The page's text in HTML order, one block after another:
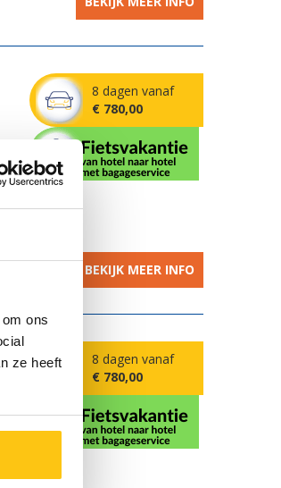
ons
ze heeft
8 dagen vanaf
€ 780,00
BEKIJK MEER INFO
8 dagen vanaf
€ 780,00